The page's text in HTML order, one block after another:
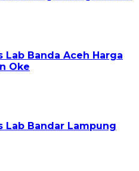
Lab Banda Aceh Harga
Oke
Lab Bandar Lampung